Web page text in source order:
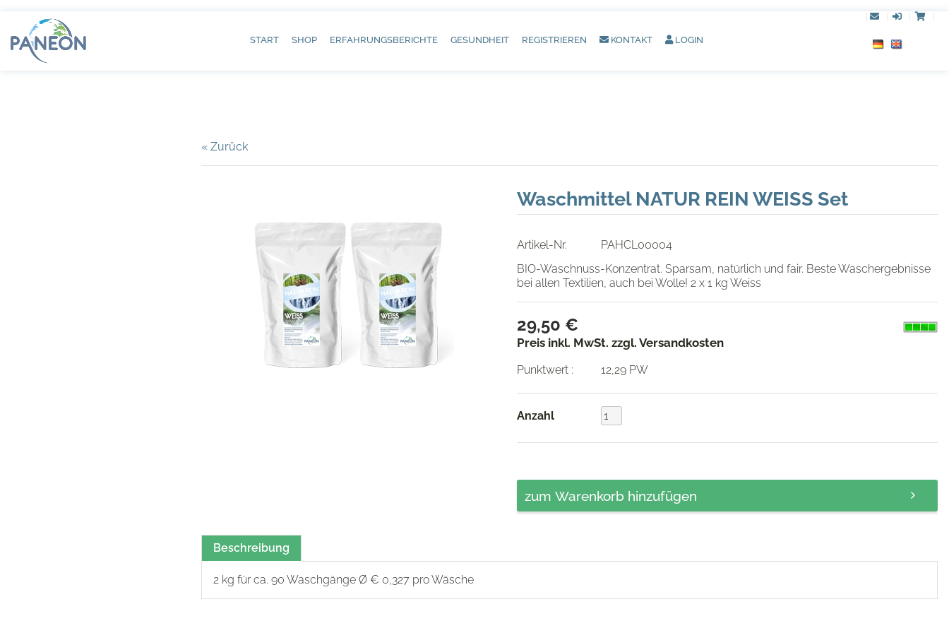
START SHOP ERFAHRUNGSBERICHTE GESUNDHEIT REGISTRIEREN KONTAKT LOGIN
« Zurück
Waschmittel NATUR REIN WEISS Set
Artikel-Nr.
PAHCL00004
BIO-Waschnuss-Konzentrat. Sparsam, natürlich und fair. Beste Waschergebnisse
bei allen Textilien, auch bei Wolle! 2 x 1 kg Weiss
29,50 €
Preis inkl. MwSt. zzgl. Versandkosten
Punktwert : 12,29 PW
Anzahl
Beschreibung
2 kg für ca. 90 Waschgänge Ø € 0,327 pro Wäsche